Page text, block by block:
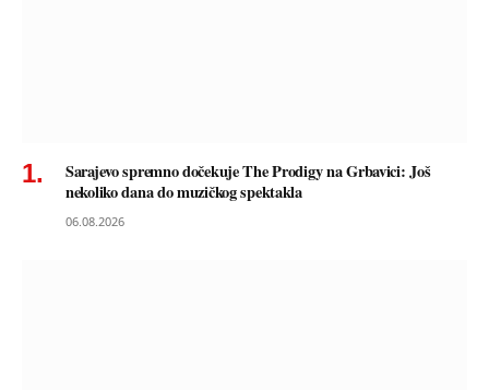
Sarajevo spremno dočekuje The Prodigy na Grbavici: Još
nekoliko dana do muzičkog spektakla
06.08.2026